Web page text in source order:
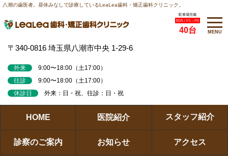
八潮の歯医者。昼休みなしで診療しているLeaLea歯科・矯正歯科クリニック。
〒340-0816 埼玉県八潮市中央 1-29-6
駐車場完備
院内 / P1～P6
40台 MENU
外来 9:00〜18:00（土17:00）
往診 9:00〜18:00（土17:00）
休診日 外来：日・祝、往診：日・祝
HOME 医院紹介 スタッフ紹介
診察のご案内 お知らせ アクセス